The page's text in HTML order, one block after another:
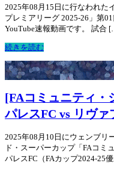
2025年08月15日に行なわれた
プレミアリーグ 2025-26」第
YouTube速報動画です。 試合
続きを読む
[FAコミュニティ・
パレスFC vs リヴァ
2025年08月10日にウェンブリ
ド・スーパーカップ「FAコミ
パレスFC（FAカップ2024-25